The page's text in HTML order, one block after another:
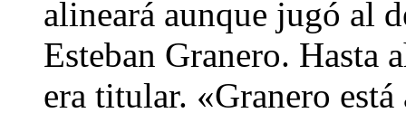
alineará aunque jugó al
Esteban Granero. Hasta
era titular. «Granero